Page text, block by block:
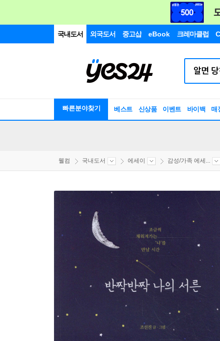
국내도서 외국도서 중고샵 eBook 크레마클럽
빠른분야찾기 베스트 신상품 이벤트 바이백 매
웰컴 국내도서 에세이 감성/가족 에세...